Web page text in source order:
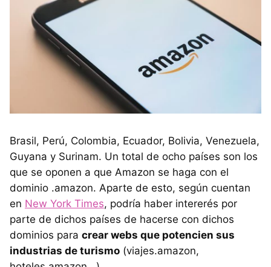
Brasil, Perú, Colombia, Ecuador, Bolivia, Venezuela,
Guyana y Surinam. Un total de ocho países son los
que se oponen a que Amazon se haga con el
dominio .amazon. Aparte de esto, según cuentan
en New York Times, podría haber intererés por
parte de dichos países de hacerse con dichos
dominios para crear webs que potencien sus
industrias de turismo (viajes.amazon,